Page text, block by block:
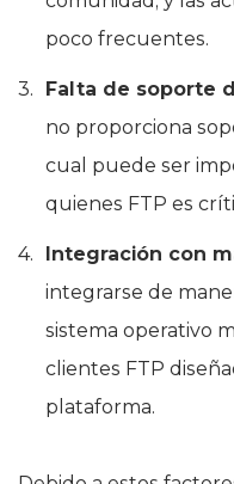
poco frecuentes.
Falta de soporte
no proporciona
cual puede ser
quienes FTP es
Integración con
integrarse de
sistema operativo
clientes FTP
plataforma.